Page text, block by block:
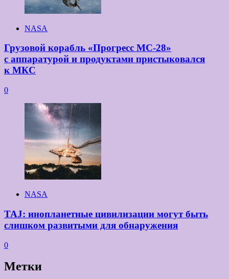
NASA
Грузовой корабль «Прогресс МС-28»
с аппаратурой и продуктами пристыковался
к МКС
0
NASA
TAJ: инопланетные цивилизации могут быть
слишком развитыми для обнаружения
0
Метки